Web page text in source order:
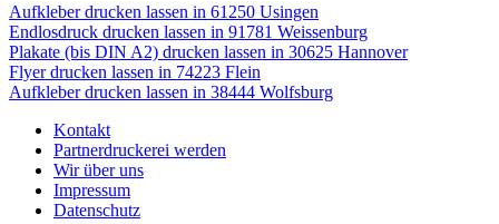
Aufkleber drucken lassen in 61250 Usingen
Endlosdruck drucken lassen in 91781 Weissenburg
Plakate (bis DIN A2) drucken lassen in 30625 Hannover
Flyer drucken lassen in 74223 Flein
Aufkleber drucken lassen in 38444 Wolfsburg
Kontakt
Partnerdruckerei werden
Wir über uns
Impressum
Datenschutz